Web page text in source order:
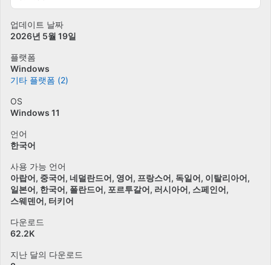
업데이트 날짜
2026년 5월 19일
플랫폼
Windows
기타 플랫폼 (2)
OS
Windows 11
언어
한국어
사용 가능 언어
아랍어 중국어 네덜란드어 영어 프랑스어 독일어 이탈리아어
일본어 한국어 폴란드어 포르투갈어 러시아어 스페인어
스웨덴어 터키어
다운로드
62.2K
지난 달의 다운로드